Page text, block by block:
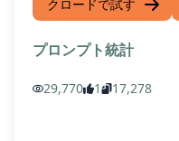
クロードで試す
プロンプト統計
29,770 1 17,278